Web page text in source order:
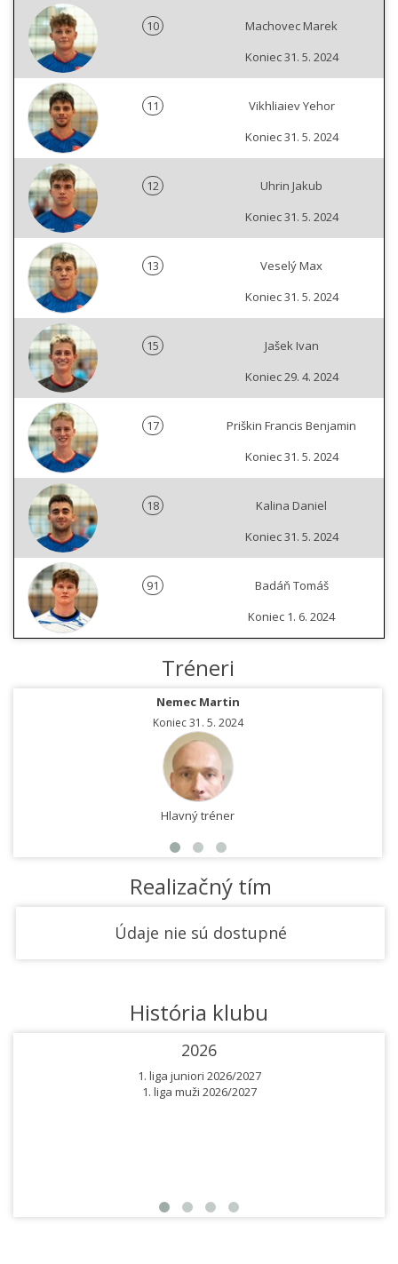
10
Machovec Marek
Koniec 31. 5. 2024
11
Vikhliaiev Yehor
Koniec 31. 5. 2024
12
Uhrin Jakub
Koniec 31. 5. 2024
13
Veselý Max
Koniec 31. 5. 2024
15
Jašek Ivan
Koniec 29. 4. 2024
17
Priškin Francis Benjamin
Koniec 31. 5. 2024
18
Kalina Daniel
Koniec 31. 5. 2024
91
Badáň Tomáš
Koniec 1. 6. 2024
Tréneri
Nemec Martin
Koniec 31. 5. 2024
Hlavný tréner
Realizačný tím
Údaje nie sú dostupné
História klubu
2026
1. liga juniori 2026/2027
1. liga muži 2026/2027